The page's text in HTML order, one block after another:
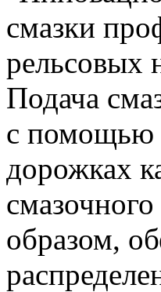
Подача
с помощью
дорожках
образом,